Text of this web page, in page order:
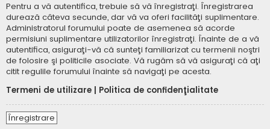
Pentru a vă autentifica, trebuie să vă înregistraţi. Înregistrarea
durează câteva secunde, dar vă va oferi facilităţi suplimentare.
Administratorul forumului poate de asemenea să acorde
permisiuni suplimentare utilizatorilor înregistraţi. Înainte de a vă
autentifica, asiguraţi-vă că sunteţi familiarizat cu termenii noştri
de folosire şi politicile asociate. Vă rugăm să vă asiguraţi că aţi
citit regulile forumului înainte să navigaţi pe acesta.
Termeni de utilizare
Politica de confidenţialitate
Înregistrare